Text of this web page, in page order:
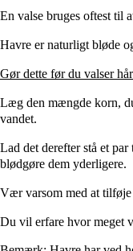
En valse bruges oftest til
Havre er naturligt bløde
Gør dette før du valser
Læg den mængde korn,
vandet.
Lad det derefter stå et
blødgøre dem yderligere.
Vær varsom med at
Du vil erfare hvor meget